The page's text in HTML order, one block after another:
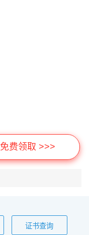
费领取 >>>
证书查询